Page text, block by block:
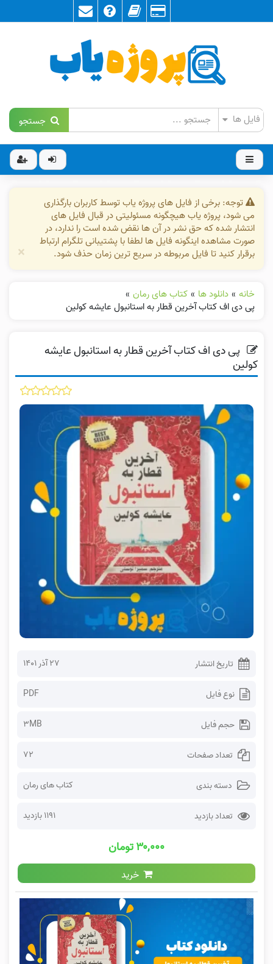
جستجو
توجه: برخی از فایل های پروژه یاب توسط کاربران بارگذاری
می شود، پروژه یاب هیچگونه مسئولیتی در قبال فایل های
انتشار شده که حق نشر در آن ها نقض شده است را ندارد، در
صورت مشاهده اینگونه فایل ها لطفا با پشتیبانی تلگرام ارتباط
برقرار کنید تا فایل مربوطه در سریع ترین زمان حذف شود.
×
خانه » دانلود ها » کتاب های رمان »
پی دی اف کتاب آخرین قطار به استانبول عایشه کولین
پی دی اف کتاب آخرین قطار به استانبول عایشه
کولین
تاریخ انتشار ۲۷ آذر ۱۴۰۱
نوع فایل PDF
حجم فایل 3MB
تعداد صفحات 72
دسته بندی کتاب های رمان
تعداد بازدید 1191 بازدید
۳۰,۰۰۰ تومان
خرید